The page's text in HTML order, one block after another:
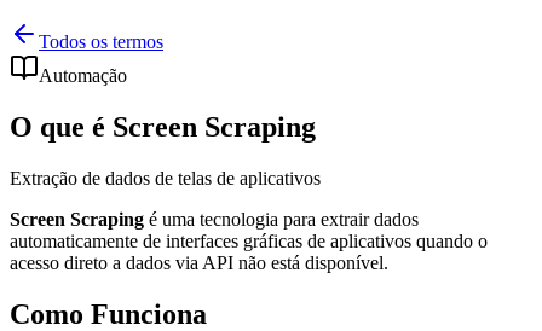
Todos os termos
Automação
O que é Screen Scraping
Extração de dados de telas de aplicativos
Screen Scraping é uma tecnologia para extrair dados
automaticamente de interfaces gráficas de aplicativos quando o
acesso direto a dados via API não está disponível.
Como Funciona